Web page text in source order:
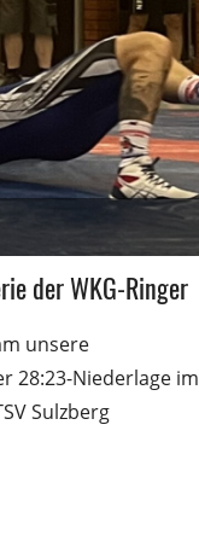
der WKG-Ringer
unsere
28:23-Niederlage im
Sulzberg